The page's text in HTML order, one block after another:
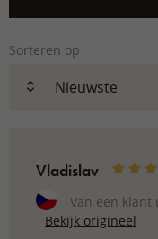
Sorteren op
Vladislav
Van een klant
Bekijk origineel